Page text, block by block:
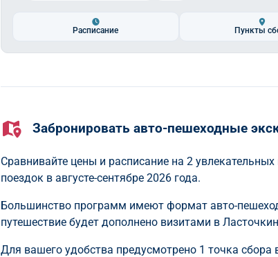
Расписание Пункты
Забронировать авто-пешеходные
Сравнивайте цены и расписание на 2 увлекательных
поездок в августе-сентябре 2026 года.
Большинство программ имеют формат авто-
путешествие будет дополнено визитами в
Для вашего удобства предусмотрено 1 точка сбора